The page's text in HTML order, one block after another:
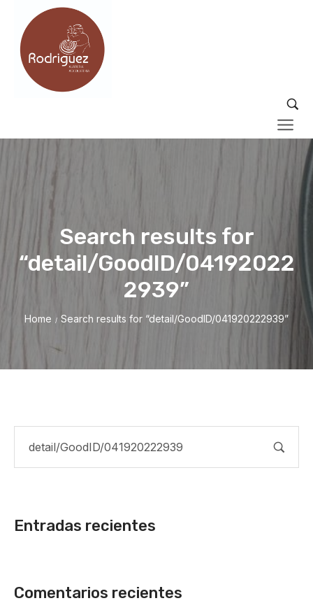
Search results for
“detail/GoodID/04192022
2939”
Home / Search results for “detail/GoodID/041920222939”
Entradas recientes
Comentarios recientes